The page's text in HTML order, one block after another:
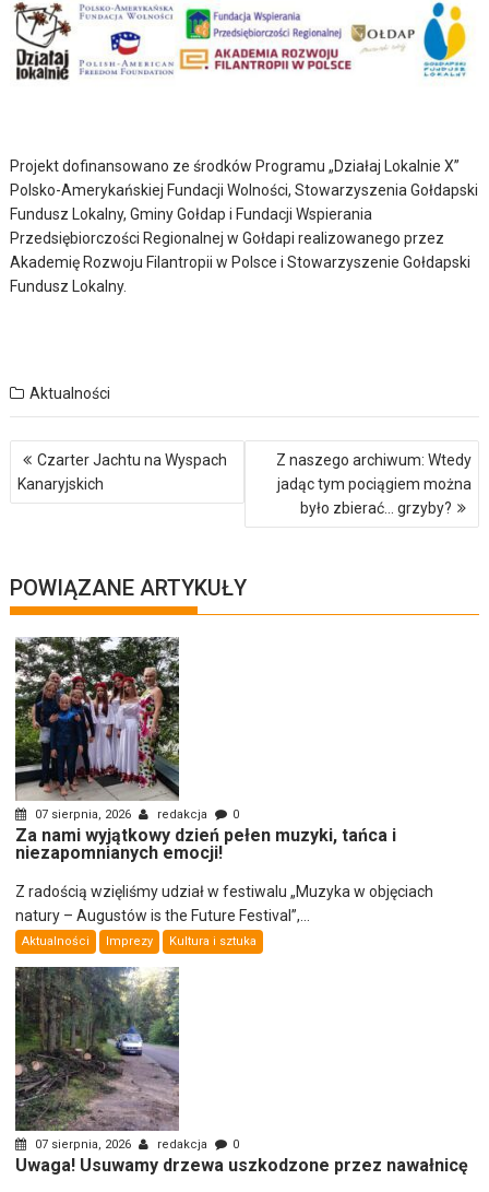
Projekt dofinansowano ze środków Programu „Działaj Lokalnie X”
Polsko-Amerykańskiej Fundacji Wolności, Stowarzyszenia Gołdapski
Fundusz Lokalny, Gminy Gołdap i Fundacji Wspierania
Przedsiębiorczości Regionalnej w Gołdapi realizowanego przez
Akademię Rozwoju Filantropii w Polsce i Stowarzyszenie Gołdapski
Fundusz Lokalny.
Aktualności
Nawigacja
wpisu
Czarter Jachtu na Wyspach
Kanaryjskich
Z naszego archiwum: Wtedy
jadąc tym pociągiem można
było zbierać… grzyby?
POWIĄZANE ARTYKUŁY
07 sierpnia, 2026 redakcja 0
Za nami wyjątkowy dzień pełen muzyki, tańca i
niezapomnianych emocji!
Z radością wzięliśmy udział w festiwalu „Muzyka w objęciach
natury – Augustów is the Future Festival”,...
Aktualności Imprezy Kultura i sztuka
07 sierpnia, 2026 redakcja 0
Uwaga! Usuwamy drzewa uszkodzone przez nawałnicę